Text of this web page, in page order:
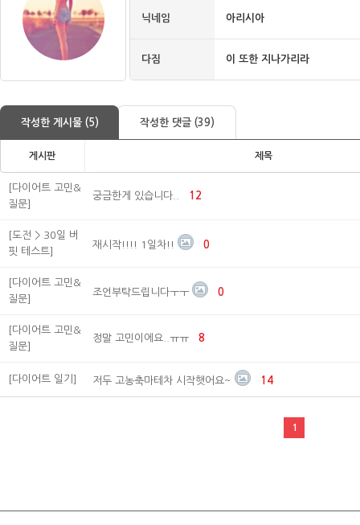
닉네임 아리시아
다짐 이 또한 지나가리라
작성한 게시물 (5) 작성한 댓글 (39)
게시판 제목
[다이어트 고민&
질문]
궁금한게 있습니다.. 12
[도전 > 30일 버
핏 테스트]
재시작!!!! 1일차!! 0
[다이어트 고민&
질문]
조언부탁드립니다ㅜㅜ 0
[다이어트 고민&
질문]
정말 고민이에요..ㅠㅠ 8
[다이어트 일기] 저두 고농축마테차 시작햇어요~ 14
1